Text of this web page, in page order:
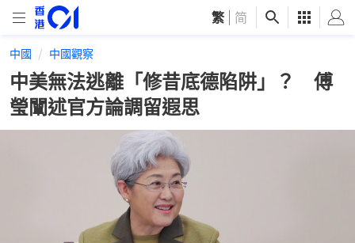
繁 简
中國 中國觀察
中美無法逃離「修昔底德陷阱」？ 傅
瑩闡述官方論調留遐思